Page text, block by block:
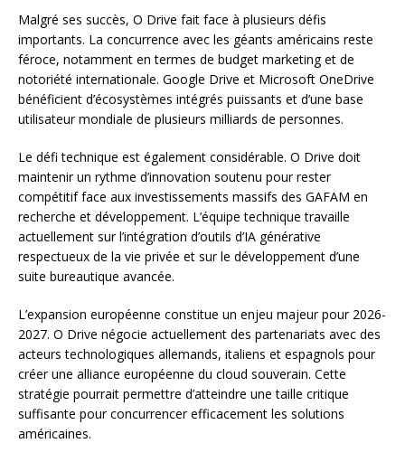
Malgré ses succès, O Drive fait face à plusieurs défis
importants. La concurrence avec les géants américains reste
féroce, notamment en termes de budget marketing et de
notoriété internationale. Google Drive et Microsoft OneDrive
bénéficient d’écosystèmes intégrés puissants et d’une base
utilisateur mondiale de plusieurs milliards de personnes.
Le défi technique est également considérable. O Drive doit
maintenir un rythme d’innovation soutenu pour rester
compétitif face aux investissements massifs des GAFAM en
recherche et développement. L’équipe technique travaille
actuellement sur l’intégration d’outils d’IA générative
respectueux de la vie privée et sur le développement d’une
suite bureautique avancée.
L’expansion européenne constitue un enjeu majeur pour 2026-
2027. O Drive négocie actuellement des partenariats avec des
acteurs technologiques allemands, italiens et espagnols pour
créer une alliance européenne du cloud souverain. Cette
stratégie pourrait permettre d’atteindre une taille critique
suffisante pour concurrencer efficacement les solutions
américaines.